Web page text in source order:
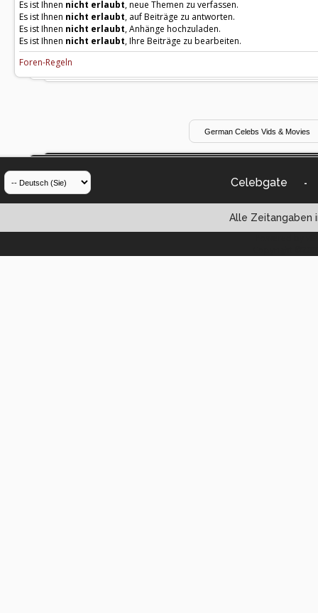
Es ist Ihnen nicht erlaubt, neue Themen zu verfassen.
Es ist Ihnen nicht erlaubt, auf Beiträge zu antworten.
Es ist Ihnen nicht erlaubt, Anhänge hochzuladen.
Es ist Ihnen nicht erlaubt, Ihre Beiträge zu bearbeiten.
Foren-Regeln
Celebgate -
Alle Zeitangaben